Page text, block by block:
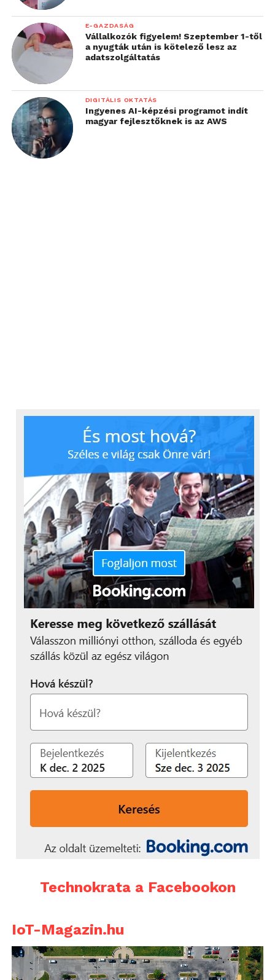
hangzik, pedig
kézenfekvő, hogy a
digitalizáció és az AI
korában felerősödik az
ember szerepe és értéke
a munka világában–
mondta el a Prohuman
vezérigazgatója. –
munkaerőt, hanem hogy
a legjobb munkahelyi
környezetet teremtsék
meg, és így a dolgozók
kihozhassák magukból a
maximumot.”
Az emberközpontúság kulcseleme az ún.
hiperperszonalizáció. Míg a hagyományos
perszonalizáció a munkavállalók csoportjait célozza
meg – például életkor, pozíció vagy szervezeti
egység alapján –, a hiperperszonalizáció egy szinttel
tovább lép, és az AI, adatgyűjtés és prediktív
elemzések segítségével minden munkavállalóra
külön-külön, személyre szabott megoldásokat nyújt.
Például egyéni karrier- és képzési ajánlásokat alakít
ki az alkalmazottak érdeklődése és teljesítménye
alapján, vagy segít megtalálni mindenkinek a
mások egészségügyi vagy oktatási támogatást
preferálnak.
További friss híreket talál a Technokrata
Facebookon
E-GAZDASÁG
Vállalkozók figyelem! Szeptember 1-től
a nyugták után is kötelező lesz az
adatszolgáltatás
DIGITÁLIS OKTATÁS
Ingyenes AI-képzési programot indít
magyar fejlesztőknek is az AWS
Technokrata a Facebookon
IoT-Magazin.hu